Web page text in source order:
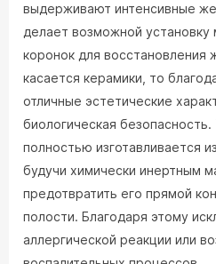
выдерживают интенсивные
делает возможной установку
коронок для восстановления
касается керамики, то
отличные эстетические
биологическая безопасность.
полностью изготавливается
будучи химически инертным
предотвратить его прямой
полости. Благодаря этому
аллергической реакции или